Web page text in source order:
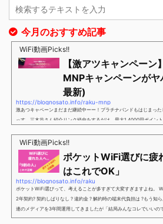
今月のおすすめ記事
WiFi動画Picks!!
【激アツキャンペー
MNPキャンペーンが
最新)
https://blognosato.info/raku-mnp
激あつキャペーンまだまだ継続中ーー！プラチナバンドもはじまっ
っす。三木谷さん紹介リンク経由をするだけ。最大1,4000円ポイ
谷さんキャンペーン／2回線目以降でもOK再契約でもでもOK背水の
け」とも思えるポイントばら撒きキャンペーンを発動してきました
別招待ページから楽天モバイ...
WiFi動画Picks!!
ポケットWiFi選びに疲
はこれでOK」
https://blognosato.info/raku
ポケットWiFi選びって、考えることが多すぎて大変すぎますよね。
2年契約? 契約しばりなし ? 違約金 ? 解約時の端末代負担は ?もう知
連のメディアを3年間運用してきましたが「結局みんなコレでいいの
ということで、「ポケットWiFi選びに疲れた」「結局どれがいいの